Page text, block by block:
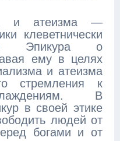
и атеизма —
клеветнически
Эпикура о
ему в целях
и атеизма
стремления к
В
в своей этике
людей от
богами и от